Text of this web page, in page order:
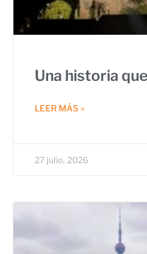
Una historia
LEER MÁS »
27 julio, 2026